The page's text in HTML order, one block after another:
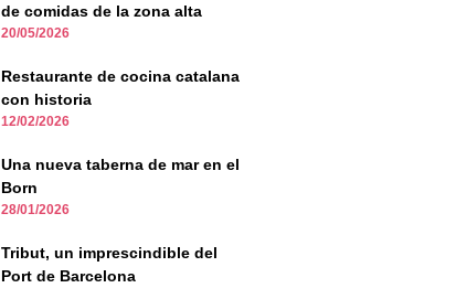
de comidas de la zona alta
20/05/2026
Restaurante de cocina catalana
con historia
12/02/2026
Una nueva taberna de mar en el
Born
28/01/2026
Tribut, un imprescindible del
Port de Barcelona